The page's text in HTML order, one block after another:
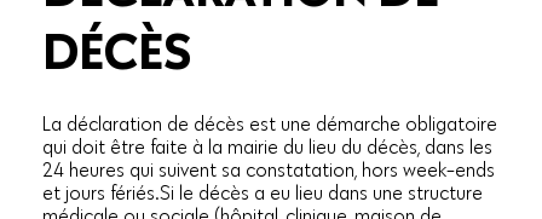
DÉCÈS
La déclaration de décès est une démarche obligatoire
qui doit être faite à la mairie du lieu du décès, dans les
24 heures qui suivent sa constatation, hors week-ends
et jours fériés.Si le décès a eu lieu dans une structure